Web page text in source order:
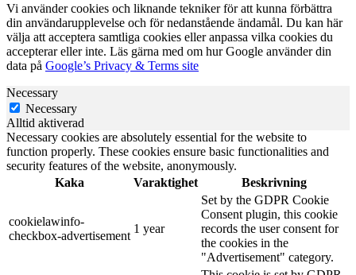
Vi använder cookies och liknande tekniker för att kunna förbättra
din användarupplevelse och för nedanstående ändamål. Du kan här
välja att acceptera samtliga cookies eller anpassa vilka cookies du
accepterar eller inte. Läs gärna med om hur Google använder din
data på Google’s Privacy & Terms site
Necessary
Necessary
Alltid aktiverad
Necessary cookies are absolutely essential for the website to
function properly. These cookies ensure basic functionalities and
security features of the website, anonymously.
Kaka
Varaktighet Beskrivning
cookielawinfo-
checkbox-advertisement
1 year
Set by the GDPR Cookie
Consent plugin, this cookie
records the user consent for
the cookies in the
"Advertisement" category.